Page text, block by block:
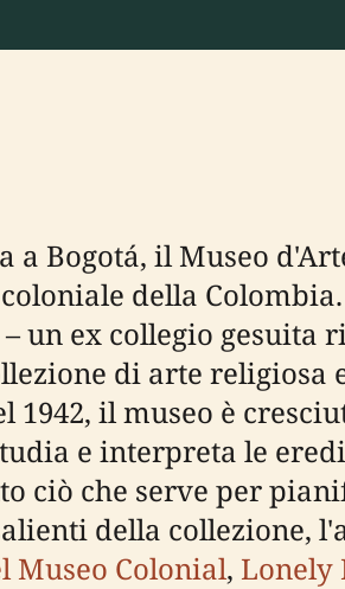
Bogotá, il Museo
della
un ex collegio gesuita
di arte religiosa
il museo è
e interpreta le
ciò che serve per
della collezione,
Museo Colonial, Lonely